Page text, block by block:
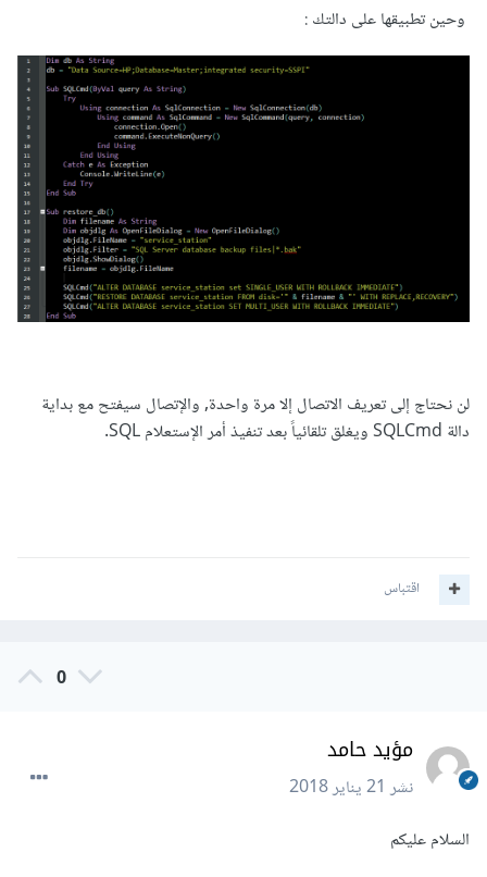
وحين تطبيقها على دالتك :
لن نحتاج إلى تعريف الاتصال إلا مرة واحدة, والإتصال سيفتح مع بداية
دالة SQLCmd ويغلق تلقائياً بعد تنفيذ أمر الإستعلام SQL.
اقتباس
0
مؤيد حامد
نشر21 يناير 2018
السلام عليكم